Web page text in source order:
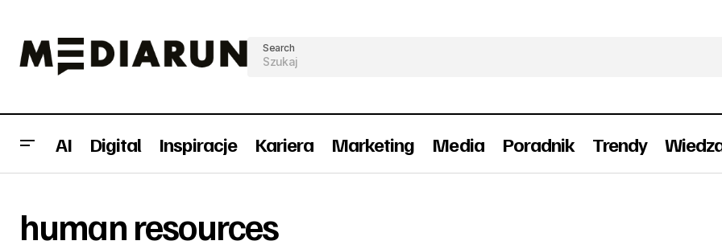
Search
AI Digital Inspiracje Kariera Marketing Media Poradnik Trendy
human resources